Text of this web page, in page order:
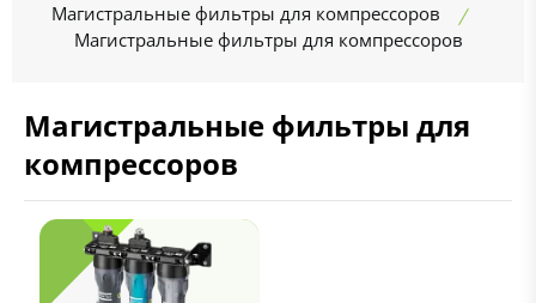
Магистральные фильтры для компрессоров
Магистральные фильтры для компрессоров
Магистральные фильтры для
компрессоров